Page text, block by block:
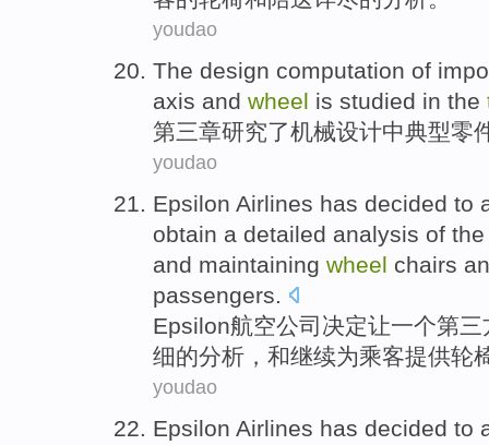
youdao
The design computation of
axis and wheel is studied in the
第三章研究了机械设计中典型零
youdao
Epsilon Airlines has decided to
obtain a detailed analysis of
and maintaining wheel chairs
passengers.
Epsilon航空公司 决定让一个第三
细的分析 ， 和继续为乘客提供轮
youdao
Epsilon Airlines has decided to